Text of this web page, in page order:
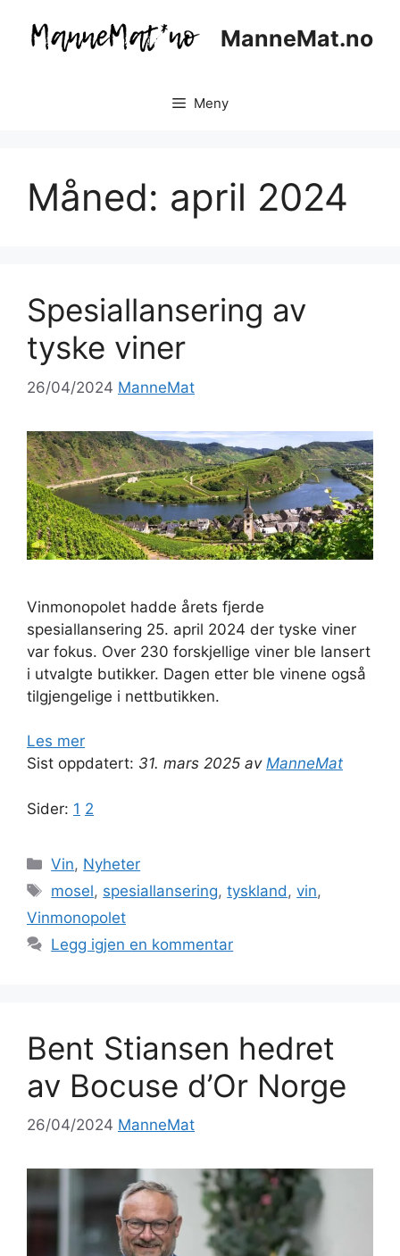
innhold
ManneMat.no
Meny
Måned: april 2024
Spesiallansering av
tyske viner
26/04/2024 ManneMat
Vinmonopolet hadde årets fjerde
spesiallansering 25. april 2024 der tyske viner
var fokus. Over 230 forskjellige viner ble lansert
i utvalgte butikker. Dagen etter ble vinene også
tilgjengelige i nettbutikken.
Les mer
Sist oppdatert: 31. mars 2025 av ManneMat
Sider: 1 2
Kategorier
Vin, Nyheter
Stikkord
mosel, spesiallansering,tyskland ,vin,
Vinmonopolet
Legg igjen en kommentar
Bent Stiansen hedret
av Bocuse d’Or Norge
26/04/2024 ManneMat